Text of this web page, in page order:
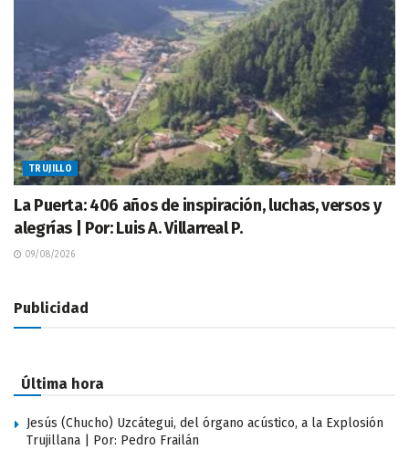
TRUJILLO
La Puerta: 406 años de inspiración, luchas, versos y
alegrías | Por: Luis A. Villarreal P.
09/08/2026
Publicidad
Última hora
Jesús (Chucho) Uzcátegui, del órgano acústico, a la Explosión
Trujillana | Por: Pedro Frailán